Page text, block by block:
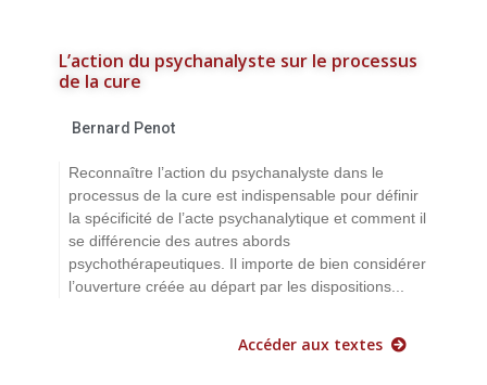
L’action du psychanalyste sur le processus
de la cure
Bernard Penot
Reconnaître l’action du psychanalyste dans le
processus de la cure est indispensable pour définir
la spécificité de l’acte psychanalytique et comment il
se différencie des autres abords
psychothérapeutiques. Il importe de bien considérer
l’ouverture créée au départ par les dispositions...
Accéder aux textes